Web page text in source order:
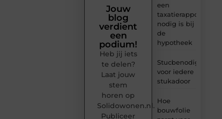
een
taxatierapport
nodig is bij
de
hypotheek
Stucbenodigheden
voor iedere
stukadoor
Hoe
bouwfolie
Jouw
blog
verdient
een
podium!
Heb jij iets
te delen?
Laat jouw
stem
horen op
Solidowonen.nl.
Publiceer